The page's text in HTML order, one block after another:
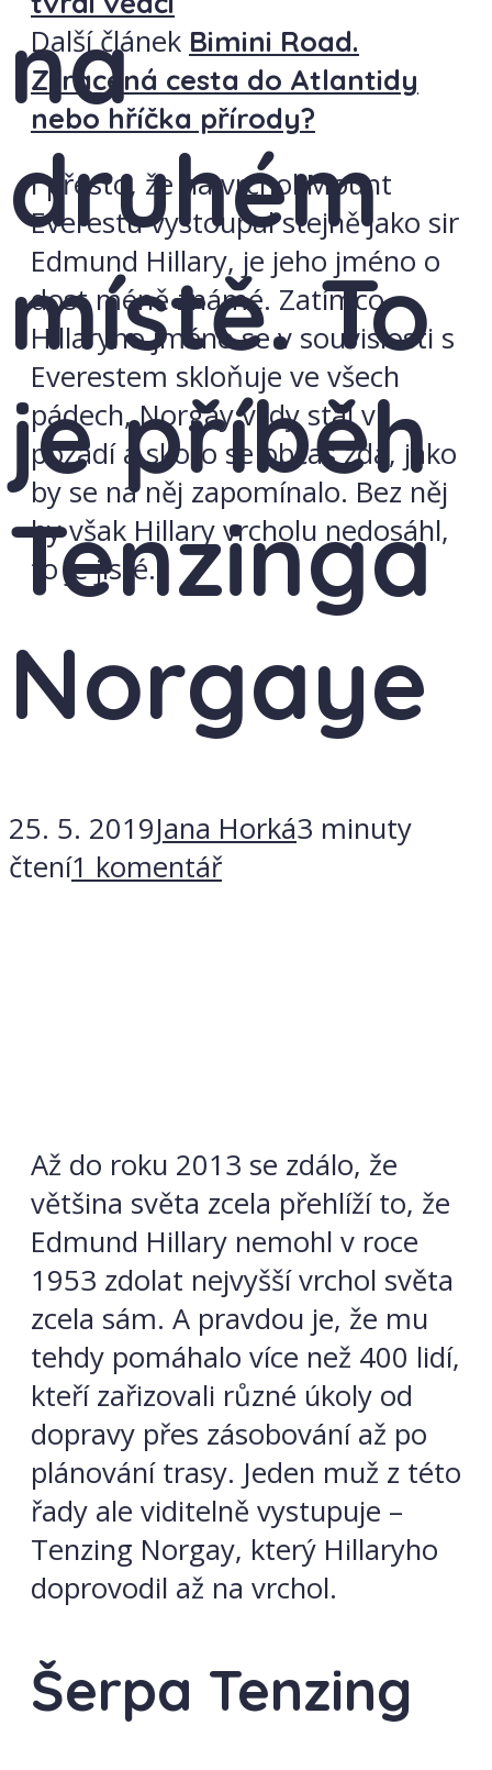
na
druhém
místě. To
je příběh
Tenzinga
Norgaye
25. 5. 2019Jana Horká3 minuty
čtení1 komentář
Další článek Bimini Road.
Ztracená cesta do Atlantidy
nebo hříčka přírody?
I přesto, že na vrchol Mount
Everestu vystoupal stejně jako sir
Edmund Hillary, je jeho jméno o
dost méně známé. Zatímco
Hillaryho jméno se v souvislosti s
Everestem skloňuje ve všech
pádech, Norgay vždy stál v
pozadí a skoro se občas zdá, jako
by se na něj zapomínalo. Bez něj
by však Hillary vrcholu nedosáhl,
to je jisté.
Až do roku 2013 se zdálo, že
většina světa zcela přehlíží to, že
Edmund Hillary nemohl v roce
1953 zdolat nejvyšší vrchol světa
zcela sám. A pravdou je, že mu
tehdy pomáhalo více než 400 lidí,
kteří zařizovali různé úkoly od
dopravy přes zásobování až po
plánování trasy. Jeden muž z této
řady ale viditelně vystupuje –
Tenzing Norgay, který Hillaryho
doprovodil až na vrchol.
Šerpa Tenzing